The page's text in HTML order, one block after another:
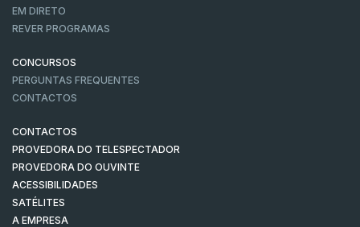
EM DIRETO
REVER PROGRAMAS
CONCURSOS
PERGUNTAS FREQUENTES
CONTACTOS
CONTACTOS
PROVEDORA DO TELESPECTADOR
PROVEDORA DO OUVINTE
ACESSIBILIDADES
SATÉLITES
A EMPRESA